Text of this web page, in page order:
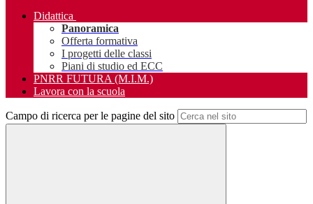
Didattica
Panoramica
Offerta formativa
I progetti delle classi
Piani di studio ed ECC
PNRR FUTURA (M.I.M.)
Lavora con la scuola
Campo di ricerca per le pagine del sito